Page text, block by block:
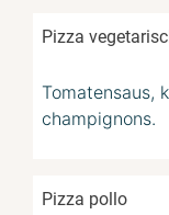
Pizza
Tomatensaus,
champignons.
Pizza pollo